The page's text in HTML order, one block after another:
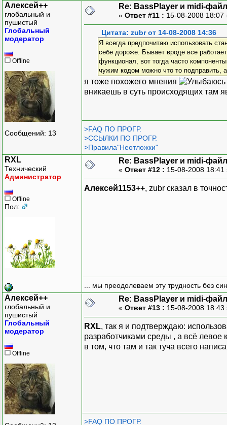
Алексей++
глобальный и
пушистый
Глобальный
модератор
Offline
Сообщений: 13
Re: BassPlayer и midi-
« Ответ #11 : 15-08-2008
Цитата: zubr от 14-08-2008 14:36
Я всегда предпочитаю использовать
себе дороже. Бывает вроде все
функционал, вот тогда часто
чужим кодом можно что то подправить,
я тоже похожего мнения
вникаешь в суть происходящих там
>FAQ ПО ПРОГР.
>ССЫЛКИ ПО ПРОГР.
>Правила"Неотложки"
RXL
Технический
Администратор
Offline
Пол:
Re: BassPlayer и midi-
« Ответ #12 : 15-08-2008
Алексей1153++, zubr сказал в
... мы преодолеваем эту трудность без
Алексей++
глобальный и
пушистый
Глобальный
модератор
Offline
Re: BassPlayer и midi-
« Ответ #13 : 15-08-2008
RXL, так я и подтверждаю:
разработчиками среды , а всё левое
в том, что там и так туча всего
>FAQ ПО ПРОГР.